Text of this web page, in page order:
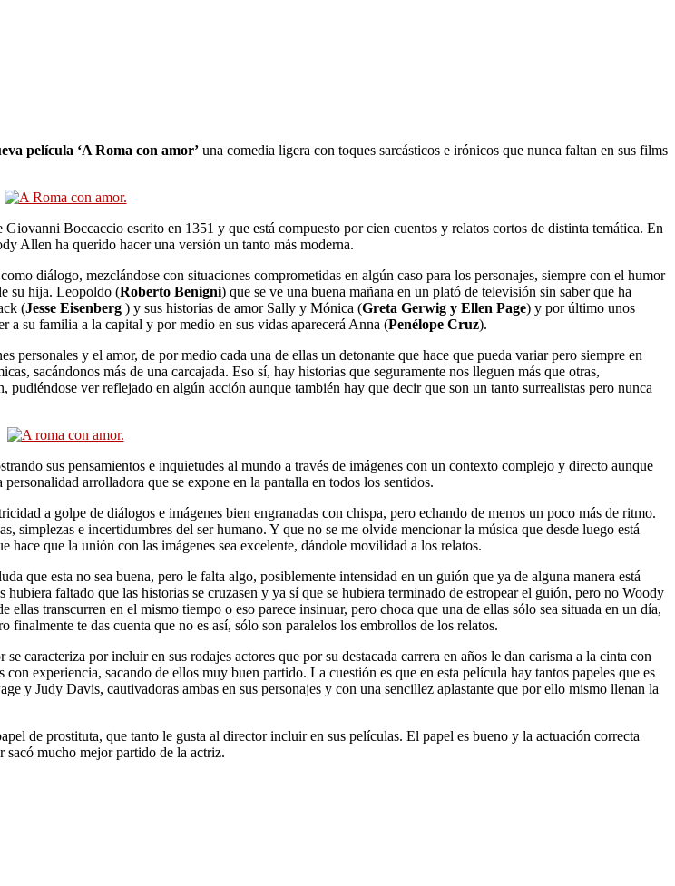
película ‘A Roma con amor’ una comedia ligera con toques sarcásticos e irónicos que nunca faltan en sus films
Giovanni Boccaccio escrito en 1351 y que está compuesto por cien cuentos y relatos cortos de distinta temática. En
Allen ha querido hacer una versión un tanto más moderna.
diálogo, mezclándose con situaciones comprometidas en algún caso para los personajes, siempre con el humor
su hija. Leopoldo (Roberto Benigni) que se ve una buena mañana en un plató de televisión sin saber que ha
(Jesse Eisenberg ) y sus historias de amor Sally y Mónica (Greta Gerwig y Ellen Page) y por último unos
a su familia a la capital y por medio en sus vidas aparecerá Anna (Penélope Cruz).
y el amor, de por medio cada una de ellas un detonante que hace que pueda variar pero siempre en
sacándonos más de una carcajada. Eso sí, hay historias que seguramente nos lleguen más que otras,
ver reflejado en algún acción aunque también hay que decir que son un tanto surrealistas pero nunca
sus pensamientos e inquietudes al mundo a través de imágenes con un contexto complejo y directo aunque
arrolladora que se expone en la pantalla en todos los sentidos.
a golpe de diálogos e imágenes bien engranadas con chispa, pero echando de menos un poco más de ritmo.
simplezas e incertidumbres del ser humano. Y que no se me olvide mencionar la música que desde luego está
que la unión con las imágenes sea excelente, dándole movilidad a los relatos.
que esta no sea buena, pero le falta algo, posiblemente intensidad en un guión que ya de alguna manera está
faltado que las historias se cruzasen y ya sí que se hubiera terminado de estropear el guión, pero no Woody
transcurren en el mismo tiempo o eso parece insinuar, pero choca que una de ellas sólo sea situada en un día,
te das cuenta que no es así, sólo son paralelos los embrollos de los relatos.
caracteriza por incluir en sus rodajes actores que por su destacada carrera en años le dan carisma a la cinta con
experiencia, sacando de ellos muy buen partido. La cuestión es que en esta película hay tantos papeles que es
y Judy Davis, cautivadoras ambas en sus personajes y con una sencillez aplastante que por ello mismo llenan la
de prostituta, que tanto le gusta al director incluir en sus películas. El papel es bueno y la actuación correcta
sacó mucho mejor partido de la actriz.